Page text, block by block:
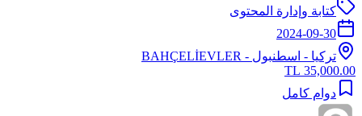
كتابة وإدارة المحتوى
2024-09-30
تركيا - اسطنبول - BAHÇELİEVLER
35,000.00 TL
دوام كامل